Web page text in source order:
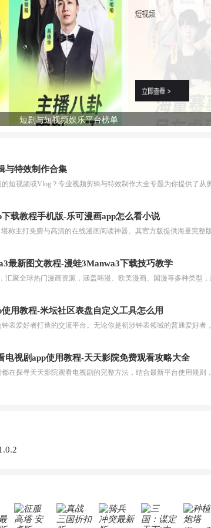
短剧与短视频娱乐平台榜单
与特效制作合集
短视频或Vlog？专业视频剪辑与特效制作大全专题为你提供了
载教程手机版-乐可漫画app怎么看小说
最新图文教程-漫蛙3Manwa3下载技巧教学
汇聚全球热门漫画资源，涵盖韩漫、欧美漫画、国漫等多种类型
用教程-米坛社区表盘自定义工具怎么用
电视剧app使用教程-天天影院免费观看攻略大全